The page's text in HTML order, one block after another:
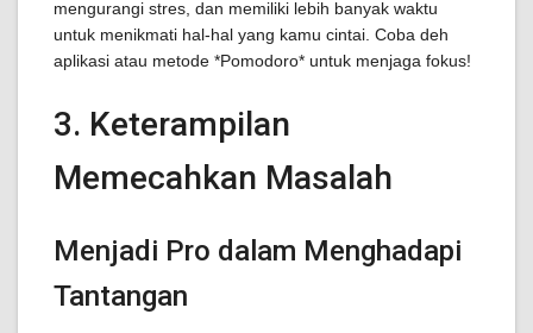
mengurangi stres, dan memiliki lebih banyak waktu
untuk menikmati hal-hal yang kamu cintai. Coba deh
aplikasi atau metode *Pomodoro* untuk menjaga fokus!
3. Keterampilan
Memecahkan Masalah
Menjadi Pro dalam Menghadapi
Tantangan